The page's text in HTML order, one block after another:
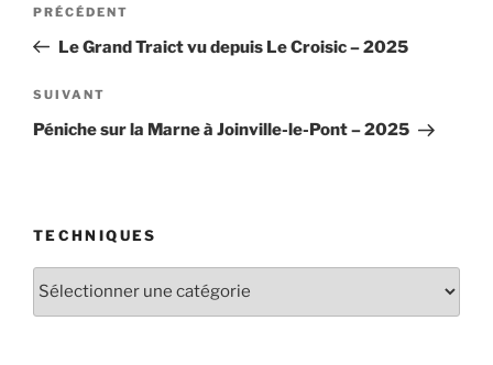
l’article
Article
précédent
PRÉCÉDENT
Le Grand Traict vu depuis Le Croisic – 2025
Article
suivant
SUIVANT
Péniche sur la Marne à Joinville-le-Pont – 2025
TECHNIQUES